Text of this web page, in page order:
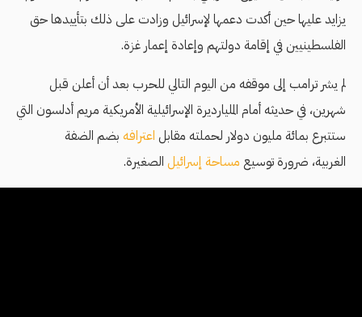
يزايد عليها حين أكدت دعمها لإسرائيل وزادت على ذلك بتأييدها حق
الفلسطينيين في إقامة دولتهم وإعادة إعمار غزة.
لم يشر ترامب إلى موقفه من اليوم التالي للحرب بعد أن أعلن قبل
شهرين، في حديثه أمام المليارديرة الإسرائيلية الأمريكية مريم أدلسون التي
ستتبرع بمائة مليون دولار لحملته مقابل اعترافه بضم الضفة
الغربية، ضرورة توسيع مساحة إسرائيل الصغيرة.